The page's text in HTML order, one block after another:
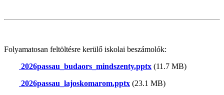
Folyamatosan feltöltésre kerülő iskolai beszámolók:
2026passau_budaors_mindszenty.pptx (11.7 MB)
2026passau_lajoskomarom.pptx (23.1 MB)